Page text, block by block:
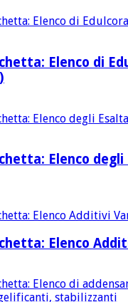
Elenco di
Elenco
Elenco